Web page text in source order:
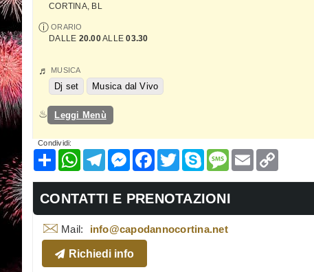
CORTINA, BL
ORARIO
DALLE 20.00ALLE03.30
MUSICA
Dj set Musica dal Vivo
Leggi Menù
Condividi:
CondividiWhatsAppTelegramMessenger
Facebook
TwitterSkypeMessage
Email
CONTATTI E PRENOTAZIONI
Mail: info@capodannocortina.net
Richiedi info